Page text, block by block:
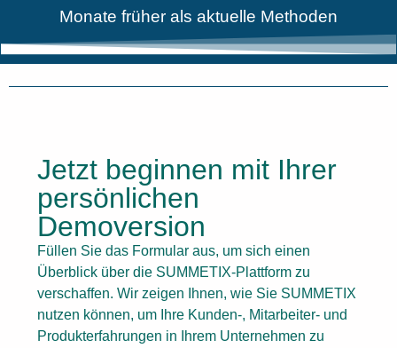
Monate früher als aktuelle Methoden
Jetzt beginnen mit Ihrer
persönlichen
Demoversion
Füllen Sie das Formular aus, um sich einen
Überblick über die SUMMETIX-Plattform zu
verschaffen. Wir zeigen Ihnen, wie Sie SUMMETIX
nutzen können, um Ihre Kunden-, Mitarbeiter- und
Produkterfahrungen in Ihrem Unternehmen zu